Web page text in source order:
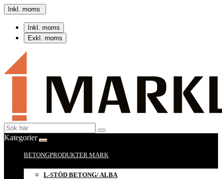
Inkl. moms
Inkl. moms
Exkl. moms
Kategorier
BETONGPRODUKTER MARK
L-STÖD BETONG/ ALBA